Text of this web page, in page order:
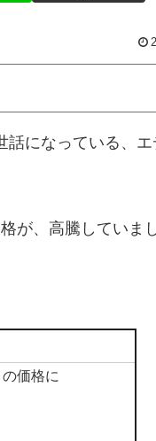
話になっている、エ
が、高騰していまし
価格に